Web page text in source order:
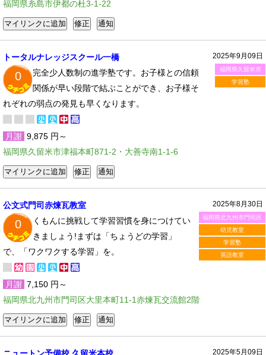
福岡県糸島市伊都の杜3-1-22
2025年9月09日
福岡県久留米市
学習塾
トータルナレッジスクール一橋
0
完全少人数制の進学塾です。お子様との信頼
関係が早い段階で結ぶことができ、お子様そ
れぞれの弱点の発見も早くなります。
月謝 9,875 円～
福岡県久留米市津福本町871-2・大善寺南1-1-6
2025年8月30日
福岡県北九州市門司区
幼児教室
学習塾
英語教室
公文式門司赤煉瓦教室
0
くもんに挑戦して学習習慣を身につけてい
きましょう!まずは「ちょうどの学習」
で、「ワクワクする学習」を。
月謝 7,150 円～
福岡県北九州市門司区大里本町11-1赤煉瓦交流館2階
2025年5月09日